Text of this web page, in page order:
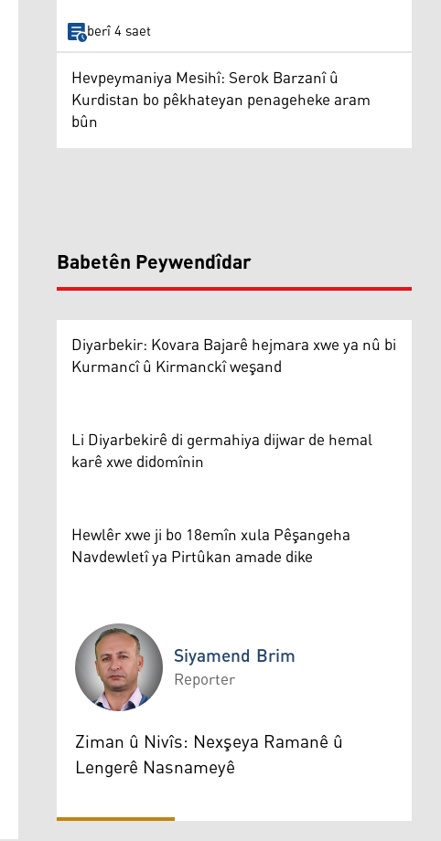
berî 4 saet
Hevpeymaniya Mesihî: Serok Barzanî û
Kurdistan bo pêkhateyan penageheke aram
bûn
Babetên Peywendîdar
Diyarbekir: Kovara Bajarê hejmara xwe ya nû bi
Kurmancî û Kirmanckî weşand
Li Diyarbekirê di germahiya dijwar de hemal
karê xwe didomînin
Hewlêr xwe ji bo 18emîn xula Pêşangeha
Navdewletî ya Pirtûkan amade dike
Siyamend Brim
Siyamend Brim
Reporter
Ziman û Nivîs: Nexşeya Ramanê û
Lengerê Nasnameyê